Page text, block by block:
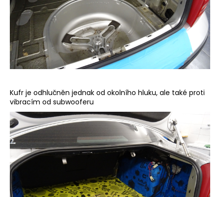
Kufr je odhlučněn jednak od okolního hluku, ale také proti
vibracím od subwooferu